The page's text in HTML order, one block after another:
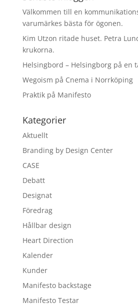
Välkommen till en
varumärkes bästa för ögonen.
Kim Utzon ritade huset. Petra
krukorna.
Helsingbord – Helsingborg på en
Wegoism på Cnema i Norrköping
Praktik på Manifesto
Kategorier
Aktuellt
Branding by Design Center
CASE
Debatt
Designat
Föredrag
Hållbar design
Heart Direction
Kalender
Kunder
Manifesto backstage
Manifesto Testar